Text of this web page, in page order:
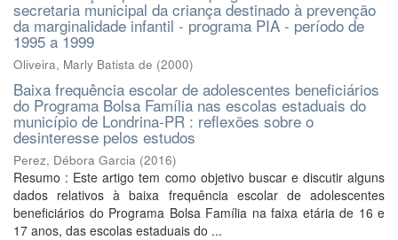
secretaria municipal da criança destinado à prevenção
da marginalidade infantil - programa PIA - período de
1995 a 1999
Oliveira, Marly Batista de (2000)
Baixa frequência escolar de adolescentes beneficiários
do Programa Bolsa Família nas escolas estaduais do
município de Londrina-PR : reflexões sobre o
desinteresse pelos estudos
Perez, Débora Garcia (2016)
Resumo : Este artigo tem como objetivo buscar e discutir alguns
dados relativos à baixa frequência escolar de adolescentes
beneficiários do Programa Bolsa Família na faixa etária de 16 e
17 anos, das escolas estaduais do ...